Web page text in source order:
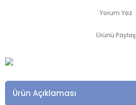
Yorum Yaz
Ürünü Paylaş
Ürün Açıklaması